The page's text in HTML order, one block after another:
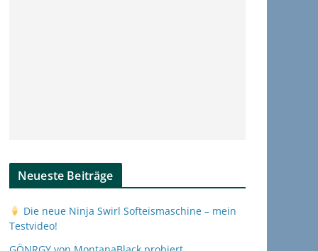
Neueste Beiträge
Die neue Ninja Swirl Softeismaschine – mein
Testvideo!